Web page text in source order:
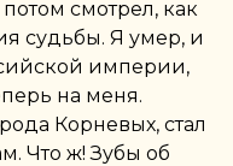
смотрел, как
судьбы. Я умер, и
империи,
на меня.
Корневых, стал
Что ж! Зубы об